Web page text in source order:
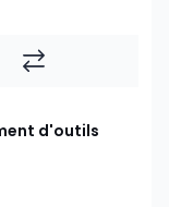
d'outils